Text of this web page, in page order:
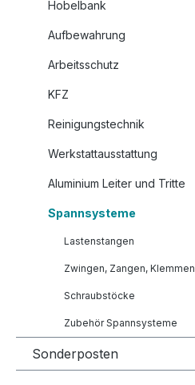
Hobelbank
Aufbewahrung
Arbeitsschutz
KFZ
Reinigungstechnik
Werkstattausstattung
Aluminium Leiter und Tritte
Spannsysteme
Lastenstangen
Zwingen, Zangen, Klemmen
Schraubstöcke
Zubehör Spannsysteme
Sonderposten